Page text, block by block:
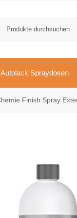
Autolack Spraydosen
Finish Spray